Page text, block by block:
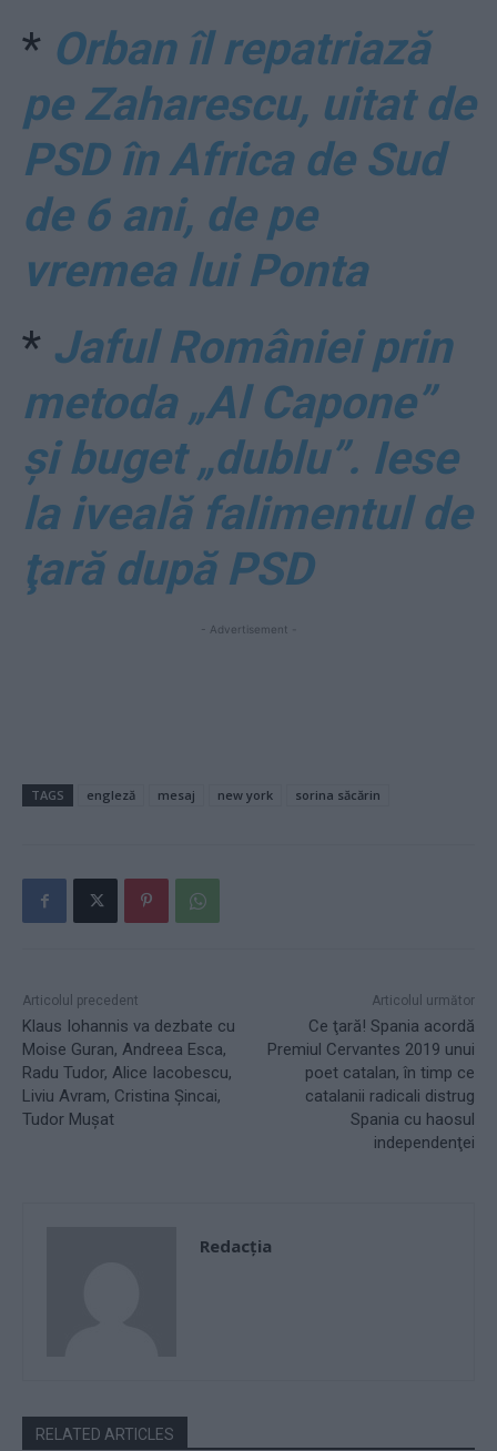
* Orban îl repatriază
pe Zaharescu, uitat de
PSD în Africa de Sud
de 6 ani, de pe
vremea lui Ponta
* Jaful României prin
metoda „Al Capone”
şi buget „dublu”. Iese
la iveală falimentul de
ţară după PSD
- Advertisement -
TAGS engleză mesaj new york sorina săcărin
Articolul precedent
Klaus Iohannis va dezbate cu
Moise Guran, Andreea Esca,
Radu Tudor, Alice Iacobescu,
Liviu Avram, Cristina Șincai,
Tudor Mușat
Articolul următor
Ce ţară! Spania acordă
Premiul Cervantes 2019 unui
poet catalan, în timp ce
catalanii radicali distrug
Spania cu haosul
independenţei
Redacţia
RELATED ARTICLES